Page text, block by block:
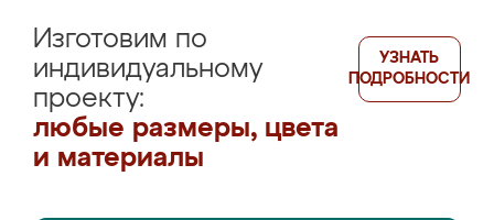
Изготовим по
индивидуальному
проекту:
любые размеры, цвета
и материалы
УЗНАТЬ
ПОДРОБНОСТИ